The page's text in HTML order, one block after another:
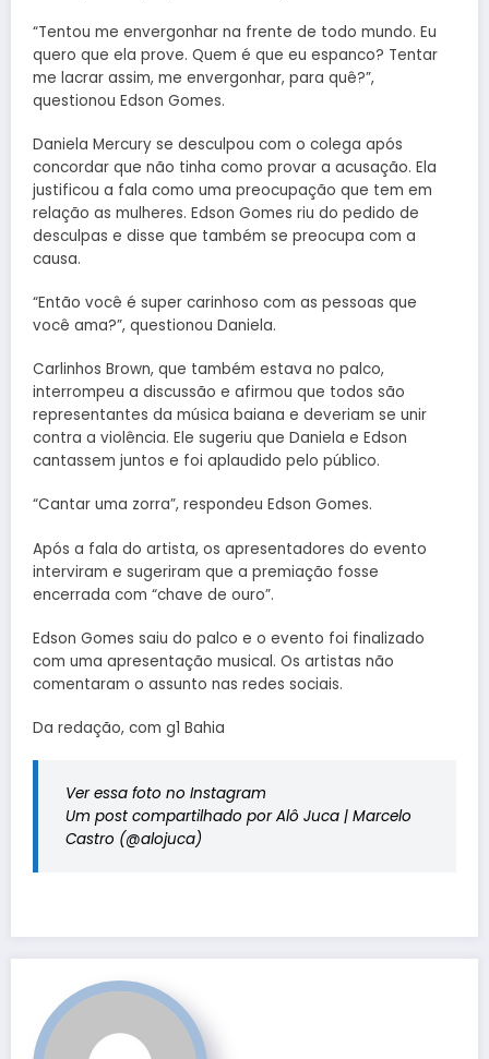
“Tentou me envergonhar na frente de todo mundo. Eu
quero que ela prove. Quem é que eu espanco? Tentar
me lacrar assim, me envergonhar, para quê?”,
questionou Edson Gomes.
Daniela Mercury se desculpou com o colega após
concordar que não tinha como provar a acusação. Ela
justificou a fala como uma preocupação que tem em
relação as mulheres. Edson Gomes riu do pedido de
desculpas e disse que também se preocupa com a
causa.
“Então você é super carinhoso com as pessoas que
você ama?”, questionou Daniela.
Carlinhos Brown, que também estava no palco,
interrompeu a discussão e afirmou que todos são
representantes da música baiana e deveriam se unir
contra a violência. Ele sugeriu que Daniela e Edson
cantassem juntos e foi aplaudido pelo público.
“Cantar uma zorra”, respondeu Edson Gomes.
Após a fala do artista, os apresentadores do evento
interviram e sugeriram que a premiação fosse
encerrada com “chave de ouro”.
Edson Gomes saiu do palco e o evento foi finalizado
com uma apresentação musical. Os artistas não
comentaram o assunto nas redes sociais.
Da redação, com g1 Bahia
Ver essa foto no Instagram
Um post compartilhado por Alô Juca | Marcelo
Castro (@alojuca)